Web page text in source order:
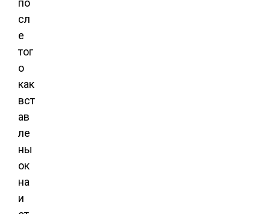
по
сл
е
тог
о
как
вст
ав
ле
ны
ок
на
и